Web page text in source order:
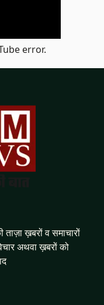
error.
ख़बरों व समाचारों
अथवा ख़बरों को